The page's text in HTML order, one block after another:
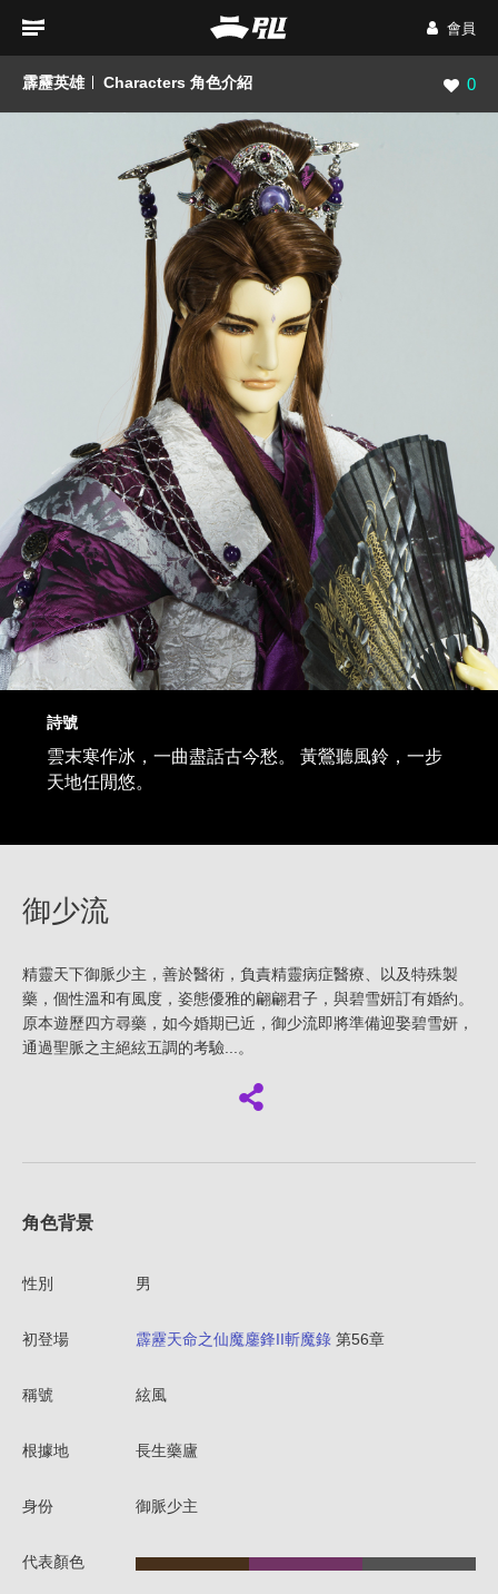
會員
霹靂英雄 Characters 角色介紹 瀏覽
0
詩號
雲末寒作冰，一曲盡話古今愁。 黃鶯聽風鈴，一步
天地任閒悠。
御少流
精靈天下御脈少主，善於醫術，負責精靈病症醫療、以及特殊製
藥，個性溫和有風度，姿態優雅的翩翩君子，與碧雪妍訂有婚約。
原本遊歷四方尋藥，如今婚期已近，御少流即將準備迎娶碧雪妍，
通過聖脈之主絕絃五調的考驗...。
角色背景
性別 男
初登場 霹靂天命之仙魔鏖鋒II斬魔錄 第56章
稱號 絃風
根據地 長生藥廬
身份 御脈少主
代表顏色